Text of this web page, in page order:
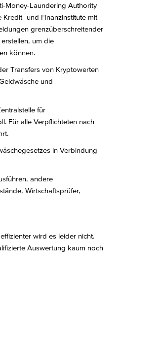
Money-Laundering Authority
und Finanzinstitute mit
grenzüberschreitender
um die
können.
Transfers von Kryptowerten
und
für
Für alle Verpflichteten nach
in Verbindung
andere
Wirtschaftsprüfer,
wird es leider nicht.
Auswertung kaum noch